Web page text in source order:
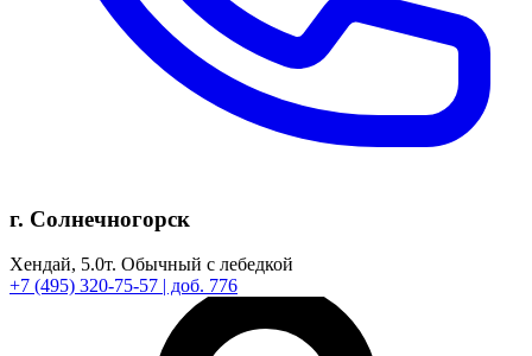
г. Солнечногорск
Хендай, 5.0т. Обычный с лебедкой
+7 (495) 320-75-57 | доб. 776